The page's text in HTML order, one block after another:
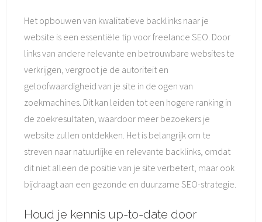
Het opbouwen van kwalitatieve backlinks naar je
website is een essentiële tip voor freelance SEO. Door
links van andere relevante en betrouwbare websites te
verkrijgen, vergroot je de autoriteit en
geloofwaardigheid van je site in de ogen van
zoekmachines. Dit kan leiden tot een hogere ranking in
de zoekresultaten, waardoor meer bezoekers je
website zullen ontdekken. Het is belangrijk om te
streven naar natuurlijke en relevante backlinks, omdat
dit niet alleen de positie van je site verbetert, maar ook
bijdraagt aan een gezonde en duurzame SEO-strategie.
Houd je kennis up-to-date door